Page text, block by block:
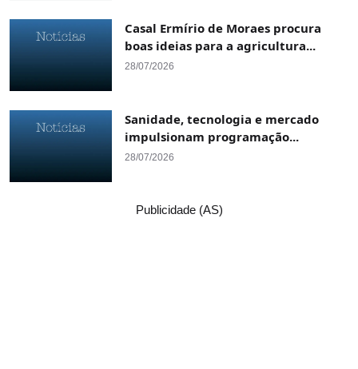
Casal Ermírio de Moraes procura
boas ideias para a agricultura...
28/07/2026
Sanidade, tecnologia e mercado
impulsionam programação...
28/07/2026
Publicidade (AS)